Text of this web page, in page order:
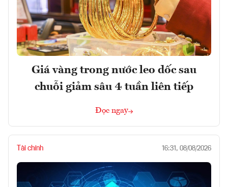
Giá vàng trong nước leo dốc sau
chuỗi giảm sâu 4 tuần liên tiếp
Đọc ngay
Tài chính 16:31, 08/08/2026